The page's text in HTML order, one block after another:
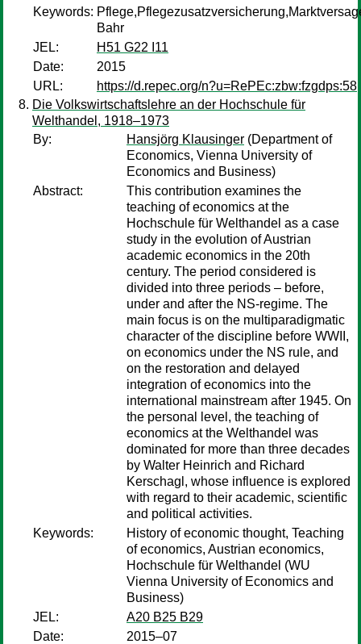
Keywords:
Bahr
JEL:
H51 G22 I11
Date:
2015
URL:
https://d.repec.org/n?u=RePEc:zbw:fzgdps:58
Die Volkswirtschaftslehre an der Hochschule für
Welthandel, 1918–1973
By:
Hansjörg Klausinger (Department of
Economics, Vienna University of
Economics and Business)
Abstract:
This contribution examines the
teaching of economics at the
Hochschule für Welthandel as a case
study in the evolution of Austrian
academic economics in the 20th
century. The period considered is
divided into three periods – before,
under and after the NS-regime. The
main focus is on the multiparadigmatic
character of the discipline before WWII,
on economics under the NS rule, and
on the restoration and delayed
integration of economics into the
international mainstream after 1945. On
the personal level, the teaching of
economics at the Welthandel was
dominated for more than three decades
by Walter Heinrich and Richard
Kerschagl, whose influence is explored
with regard to their academic, scientific
and political activities.
Keywords:
History of economic thought, Teaching
of economics, Austrian economics,
Hochschule für Welthandel (WU
Vienna University of Economics and
Business)
JEL:
A20 B25 B29
Date:
2015–07